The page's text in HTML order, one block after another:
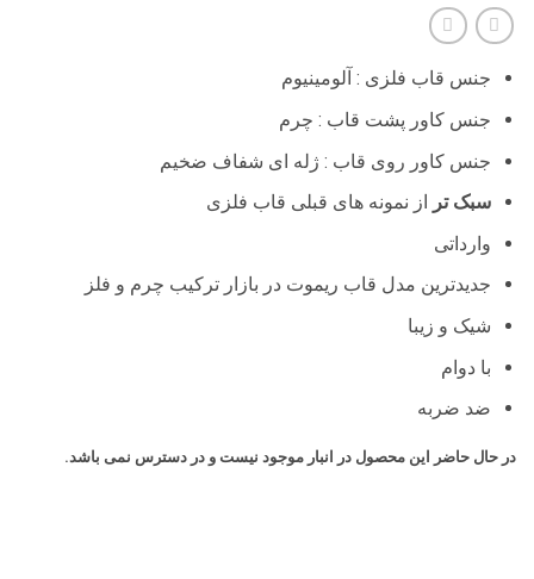
جنس قاب فلزی : آلومینیوم
جنس کاور پشت قاب : چرم
جنس کاور روی قاب : ژله ای شفاف ضخیم
سبک تر
از نمونه های قبلی قاب فلزی
وارداتی
جدیدترین مدل قاب ریموت در بازار ترکیب چرم و فلز
شیک و زیبا
با دوام
ضد ضربه
در حال حاضر این محصول در انبار موجود نیست و در دسترس نمی باشد.